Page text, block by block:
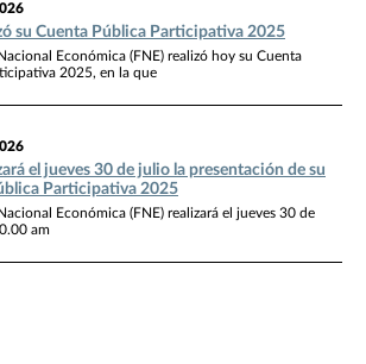
su Cuenta Pública Participativa 2025
Económica (FNE) realizó hoy su Cuenta
2025, en la que
el jueves 30 de julio la presentación de su
Participativa 2025
Económica (FNE) realizará el jueves 30 de
am